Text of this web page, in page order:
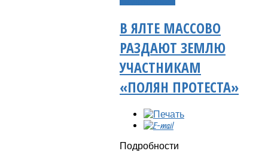
В ЯЛТЕ МАССОВО
РАЗДАЮТ ЗЕМЛЮ
УЧАСТНИКАМ
«ПОЛЯН ПРОТЕСТА»
Подробности